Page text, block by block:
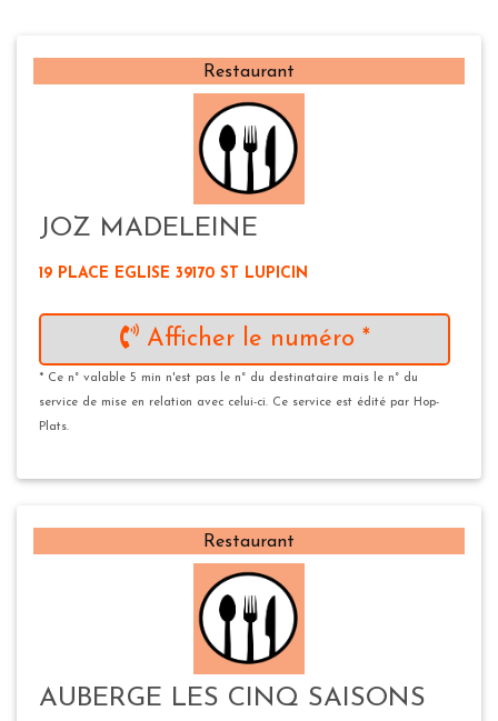
Restaurant
JOZ MADELEINE
19 PLACE EGLISE 39170 ST LUPICIN
Afficher le numéro *
* Ce n° valable 5 min n'est pas le n° du destinataire mais le n° du
service de mise en relation avec celui-ci. Ce service est édité par Hop-
Plats.
Restaurant
AUBERGE LES CINQ SAISONS